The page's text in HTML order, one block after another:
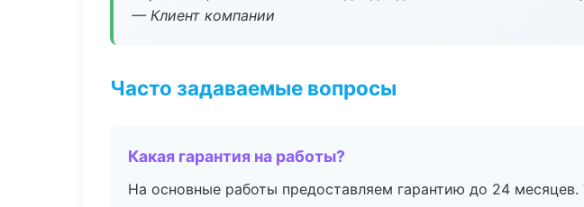
— Клиент компании
Часто задаваемые вопросы
Какая гарантия на работы?
На основные работы предоставляем гарантию до 24 месяцев.